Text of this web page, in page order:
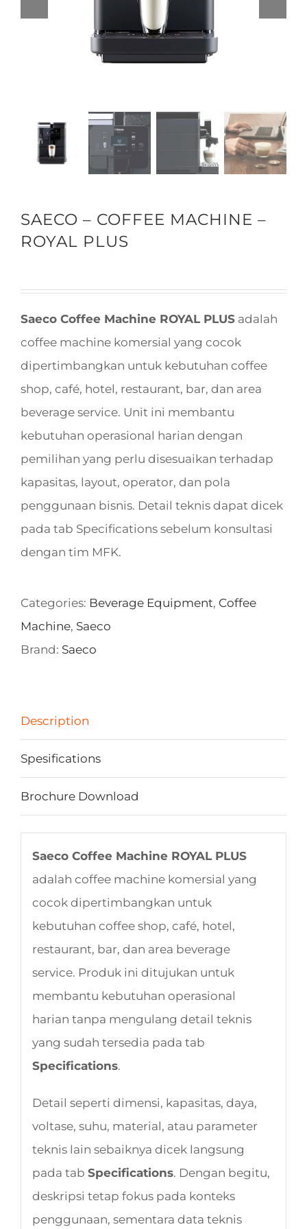
SAECO – COFFEE MACHINE –
ROYAL PLUS
Saeco Coffee Machine ROYAL PLUS adalah
coffee machine komersial yang cocok
dipertimbangkan untuk kebutuhan coffee
shop, café, hotel, restaurant, bar, dan area
beverage service. Unit ini membantu
kebutuhan operasional harian dengan
pemilihan yang perlu disesuaikan terhadap
kapasitas, layout, operator, dan pola
penggunaan bisnis. Detail teknis dapat dicek
pada tab Specifications sebelum konsultasi
dengan tim MFK.
Categories: Beverage Equipment, Coffee
Machine, Saeco
Brand: Saeco
Description
Spesifications
Brochure Download
Saeco Coffee Machine ROYAL PLUS
adalah coffee machine komersial yang
cocok dipertimbangkan untuk
kebutuhan coffee shop, café, hotel,
restaurant, bar, dan area beverage
service. Produk ini ditujukan untuk
membantu kebutuhan operasional
harian tanpa mengulang detail teknis
yang sudah tersedia pada tab
Specifications.
Detail seperti dimensi, kapasitas, daya,
voltase, suhu, material, atau parameter
teknis lain sebaiknya dicek langsung
pada tab Specifications. Dengan begitu,
deskripsi tetap fokus pada konteks
penggunaan, sementara data teknis